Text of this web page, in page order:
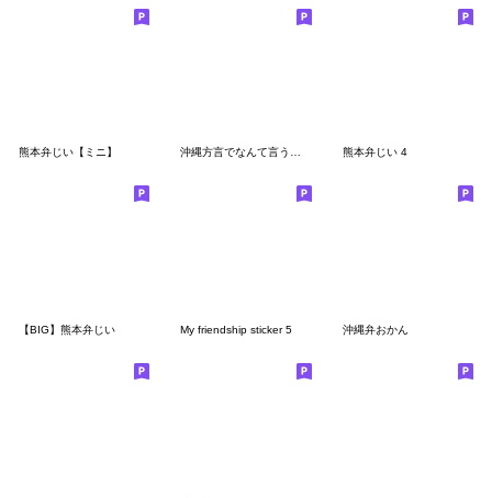
熊本弁じい【ミニ】 沖縄方言でなんて言う？第３弾！ 熊本弁じい 4
【BIG】熊本弁じい My friendship sticker 5 沖縄弁おかん